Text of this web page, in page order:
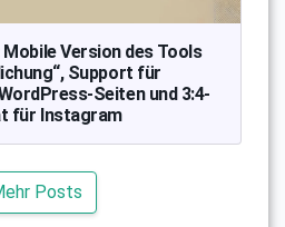
Mobile Version des Tools
Support für
Seiten und 3:4-
für Instagram
Posts